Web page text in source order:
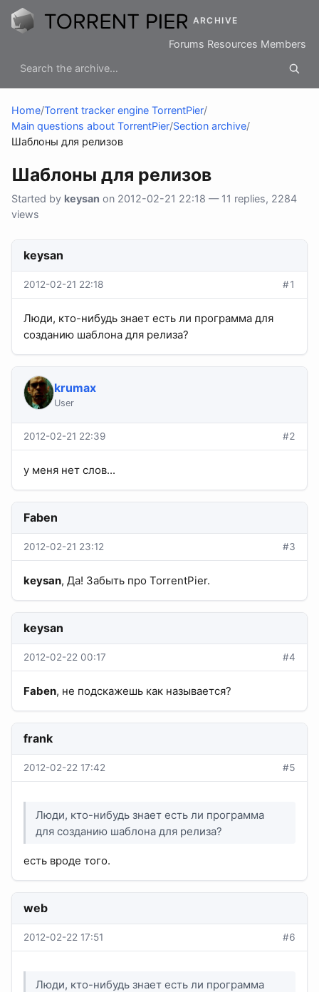
ARCHIVE
Forums Resources Members
Home/Torrent tracker engine TorrentPier/
Main questions about TorrentPier/Section archive/
Шаблоны для релизов
Шаблоны для релизов
Started by keysan on 2012-02-21 22:18 — 11 replies, 2284
views
keysan
2012-02-21 22:18 #1
Люди, кто-нибудь знает есть ли программа для
созданию шаблона для релиза?
krumax
User
2012-02-21 22:39 #2
у меня нет слов...
Faben
2012-02-21 23:12 #3
keysan, Да! Забыть про TorrentPier.
keysan
2012-02-22 00:17 #4
Faben, не подскажешь как называется?
frank
2012-02-22 17:42 #5
Люди, кто-нибудь знает есть ли программа
для созданию шаблона для релиза?
есть вроде того.
web
2012-02-22 17:51 #6
Люди, кто-нибудь знает есть ли программа